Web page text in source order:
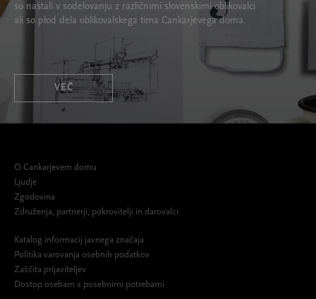
so nastali v sodelovanju z različnimi slovenskimi oblikovalci
ali so plod dela oblikovalskega tima Cankarjevega doma.
VEČ
O Cankarjevem domu
Ljudje
Zgodovina
Združenja, partnerji, pokrovitelji in darovalci
Katalog informacij javnega značaja
Politika varovanja osebnih podatkov
Zaščita prijaviteljev
Dostop osebam s posebnimi potrebami